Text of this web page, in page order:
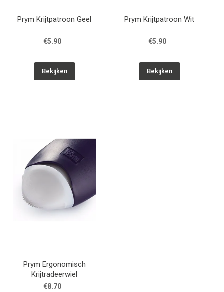
Cadeaubon
Prym Krijtpatroon Geel
€5.90
Bekijken
Prym Krijtpatroon Wit
€5.90
Bekijken
Prym Ergonomisch
Krijtradeerwiel
€8.70